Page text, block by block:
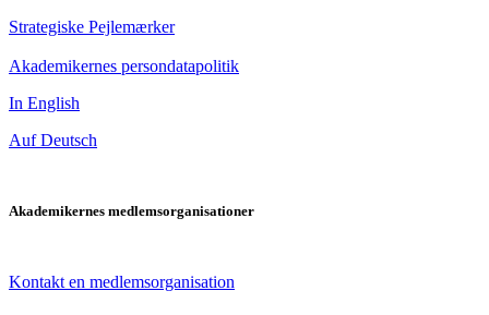
Strategiske Pejlemærker
Akademikernes persondatapolitik
In English
Auf Deutsch
Akademikernes medlemsorganisationer
Kontakt en medlemsorganisation